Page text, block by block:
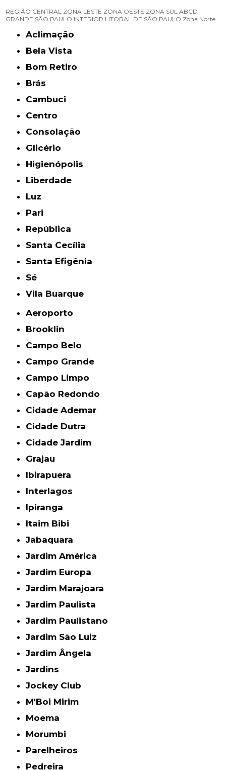
REGIÃO CENTRAL ZONA LESTE ZONA OESTE ZONA SUL ABCD
GRANDE SÃO PAULO INTERIOR LITORAL DE SÃO PAULO Zona Norte
Aclimação
Bela Vista
Bom Retiro
Brás
Cambuci
Centro
Consolação
Glicério
Higienópolis
Liberdade
Luz
Pari
República
Santa Cecília
Santa Efigênia
Sé
Vila Buarque
Aeroporto
Brooklin
Campo Belo
Campo Grande
Campo Limpo
Capão Redondo
Cidade Ademar
Cidade Dutra
Cidade Jardim
Grajau
Ibirapuera
Interlagos
Ipiranga
Itaim Bibi
Jabaquara
Jardim América
Jardim Europa
Jardim Marajoara
Jardim Paulista
Jardim Paulistano
Jardim São Luiz
Jardim Ângela
Jardins
Jockey Club
M'Boi Mirim
Moema
Morumbi
Parelheiros
Pedreira